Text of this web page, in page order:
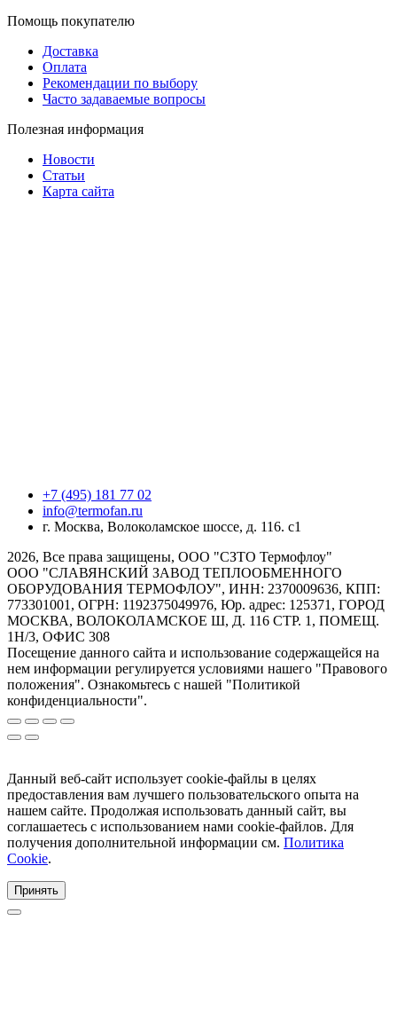
Помощь покупателю
Доставка
Оплата
Рекомендации по выбору
Часто задаваемые вопросы
Полезная информация
Новости
Статьи
Карта сайта
+7 (495) 181 77 02
info@termofan.ru
г. Москва, Волоколамское шоссе, д. 116. с1
2026, Все права защищены, ООО "СЗТО Термофлоу"
ООО "СЛАВЯНСКИЙ ЗАВОД ТЕПЛООБМЕННОГО
ОБОРУДОВАНИЯ ТЕРМОФЛОУ", ИНН: 2370009636, КПП:
773301001, ОГРН: 1192375049976, Юр. адрес: 125371, ГОРОД
МОСКВА, ВОЛОКОЛАМСКОЕ Ш, Д. 116 СТР. 1, ПОМЕЩ.
1Н/3, ОФИС 308
Посещение данного сайта и использование содержащейся на
нем информации регулируется условиями нашего "Правового
положения". Ознакомьтесь с нашей "Политикой
конфиденциальности".
Данный веб-сайт использует cookie-файлы в целях
предоставления вам лучшего пользовательского опыта на
нашем сайте. Продолжая использовать данный сайт, вы
соглашаетесь с использованием нами cookie-файлов. Для
получения дополнительной информации см. Политика
Cookie.
Принять